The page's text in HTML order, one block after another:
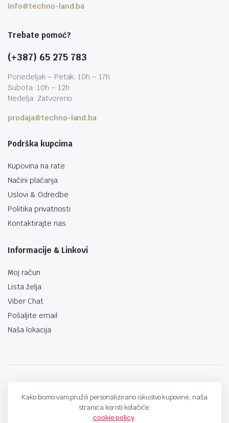
info@techno-land.ba
Trebate pomoć?
(+387) 65 275 783
Ponedeljak – Petak: 10h – 17h
Subota: 10h – 12h
Nedelja: Zatvoreno
prodaja@techno-land.ba
Podrška kupcima
Kupovina na rate
Načini plaćanja
Uslovi & Odredbe
Politika privatnosti
Kontaktirajte nas
Informacije & Linkovi
Moj račun
Lista želja
Viber Chat
Pošaljite email
Naša lokacija
Kako bismo vam pružili personalizirano iskustvo kupovine, naša
stranica koristi kolačiće.
cookie policy.